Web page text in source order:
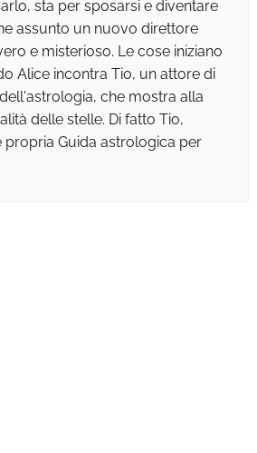
sta per sposarsi e diventare
assunto un nuovo direttore
e misterioso. Le cose iniziano
Alice incontra Tio, un attore di
che mostra alla
delle stelle. Di fatto Tio,
propria Guida astrologica per